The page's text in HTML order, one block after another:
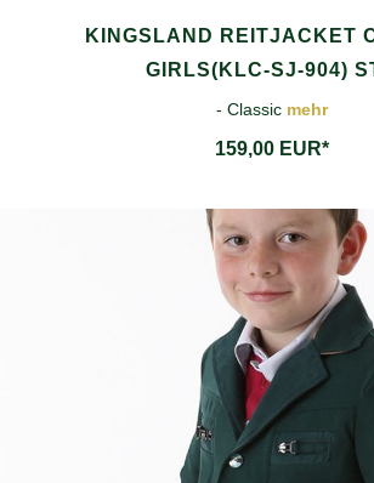
KINGSLAND REITJACKET
GIRLS(KLC-SJ-904)
- Classic mehr
159,00 EUR*